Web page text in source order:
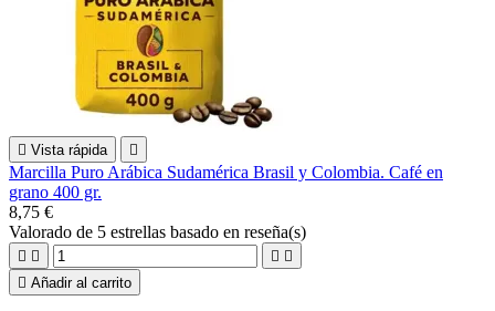
 Vista rápida 
Marcilla Puro Arábica Sudamérica Brasil y Colombia. Café en
grano 400 gr.
8,75 €
Valorado de 5 estrellas basado en reseña(s)
   
 Añadir al carrito